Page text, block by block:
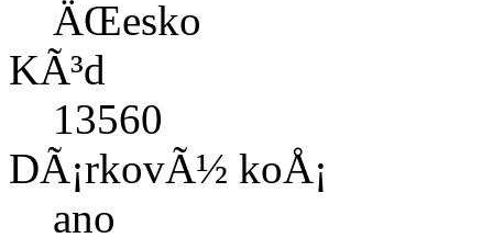
ÄŒesko
KÃ³d
13560
DÃ¡rkovÃ½ koÅ¡
ano